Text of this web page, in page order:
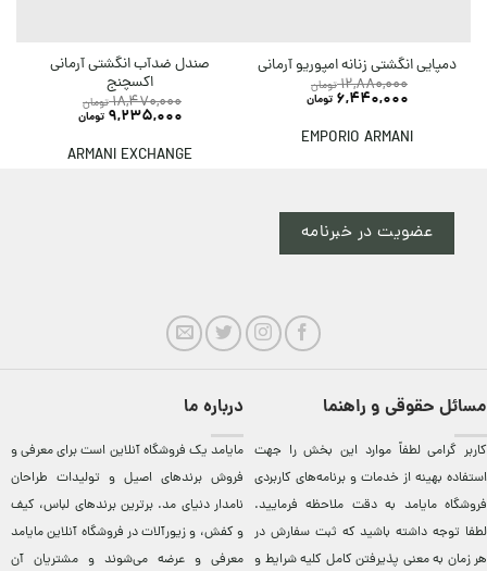
دمپایی انگشتی زنانه امپوریو آرمانی
12,880,000 تومان
6,440,000 تومان
EMPORIO ARMANI
صندل ضدآب انگشتی آرمانی
اکسچنج
18,470,000 تومان
9,235,000 تومان
ARMANI EXCHANGE
عضویت در خبرنامه
مسائل حقوقی و راهنما
کاربر گرامی لطفاً موارد این بخش را جهت
استفاده بهینه از خدمات و برنامه‌‏های کاربردی
فروشگاه مایامد به دقت ملاحظه فرمایید.
لطفا توجه داشته باشید که ثبت سفارش در
هر زمان به معنی پذیرفتن کامل کلیهشرایط و
درباره ما
مایامد يک فروشگاه آنلاين است برای معرفی و
فروش برندهای اصيل و توليدات طراحان
نامدار دنيای مد. برترين‌ برندهای لباس، کيف
و کفش، و زيورآلات در فروشگاه آنلاين مایامد
معرفی و عرضه می‌شوند و مشتريان آن